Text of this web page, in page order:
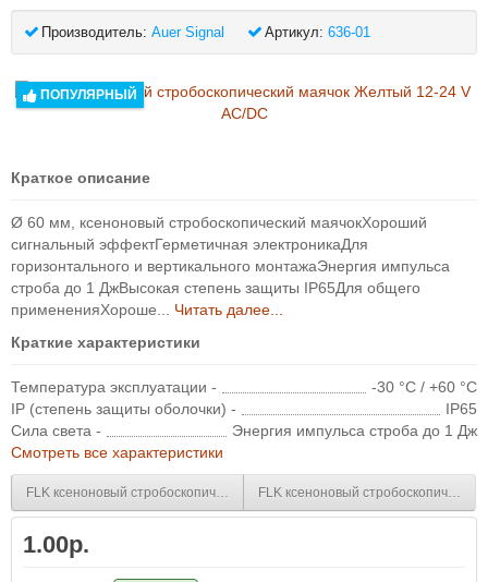
Производитель: Auer Signal Артикул: 636-01
ПОПУЛЯРНЫЙ
Краткое описание
Ø 60 мм, ксеноновый стробоскопический маячокХороший
сигнальный эффектГерметичная электроникаДля
горизонтального и вертикального монтажаЭнергия импульса
строба до 1 ДжВысокая степень защиты IP65Для общего
примененияХороше... Читать далее...
Краткие характеристики
Температура эксплуатации -
-30 °C / +60 °C
IP (степень защиты оболочки) -
IP65
Сила света -
Энергия импульса строба до 1 Дж
Смотреть все характеристики
FLK ксеноновый стробоскопический маячок Красный 230-240 V AC
FLK ксеноновый
1.00р.